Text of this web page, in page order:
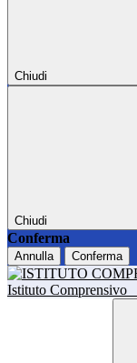
Chiudi
Chiudi
Conferma
Annulla Conferma
Istituto Comprensivo